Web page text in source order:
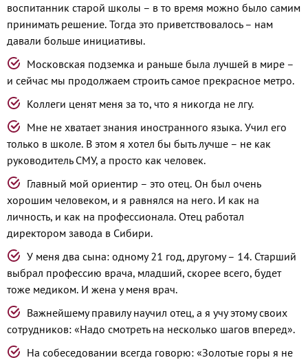
воспитанник старой школы – в то время можно было самим
принимать решение. Тогда это приветствовалось – нам
давали больше инициативы.
Московская подземка и раньше была лучшей в мире –
и сейчас мы продолжаем строить самое прекрасное метро.
Коллеги ценят меня за то, что я никогда не лгу.
Мне не хватает знания иностранного языка. Учил его
только в школе. В этом я хотел бы быть лучше – не как
руководитель СМУ, а просто как человек.
Главный мой ориентир – это отец. Он был очень
хорошим человеком, и я равнялся на него. И как на
личность, и как на профессионала. Отец работал
директором завода в Сибири.
У меня два сына: одному 21 год, другому – 14. Старший
выбрал профессию врача, младший, скорее всего, будет
тоже медиком. И жена у меня врач.
Важнейшему правилу научил отец, а я учу этому своих
сотрудников: «Надо смотреть на несколько шагов вперед».
На собеседовании всегда говорю: «Золотые горы я не